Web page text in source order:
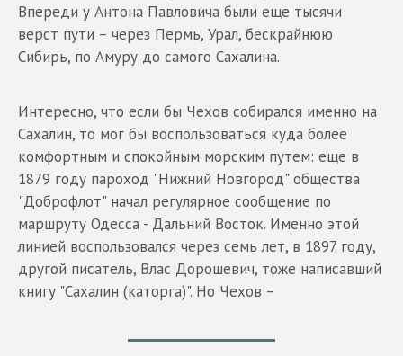
Впереди у Антона Павловича были еще тысячи
верст пути – через Пермь, Урал, бескрайнюю
Сибирь, по Амуру до самого Сахалина.
Интересно, что если бы Чехов собирался именно на
Сахалин, то мог бы воспользоваться куда более
комфортным и спокойным морским путем: еще в
1879 году пароход "Нижний Новгород" общества
"Доброфлот" начал регулярное сообщение по
маршруту Одесса - Дальний Восток. Именно этой
линией воспользовался через семь лет, в 1897 году,
другой писатель, Влас Дорошевич, тоже написавший
книгу "Сахалин (каторга)". Но Чехов –